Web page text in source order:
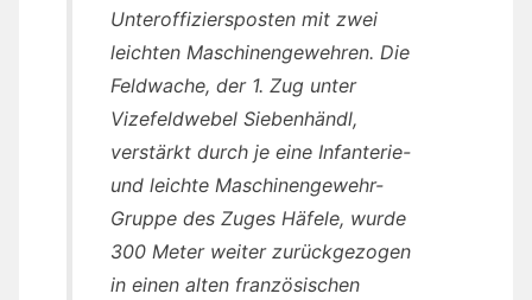
Unteroffiziersposten mit zwei
leichten Maschinengewehren. Die
Feldwache, der 1. Zug unter
Vizefeldwebel Siebenhändl,
verstärkt durch je eine Infanterie-
und leichte Maschinengewehr-
Gruppe des Zuges Häfele, wurde
300 Meter weiter zurückgezogen
in einen alten französischen